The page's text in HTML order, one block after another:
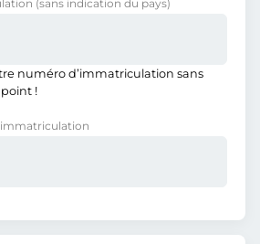
(sans indication du pays)
numéro d’immatriculation sans
!